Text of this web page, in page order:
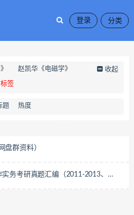
登录
赵凯华《电磁学》
签
收起
题 热度
盘群资料）
务考研真题汇编（2011-2013、